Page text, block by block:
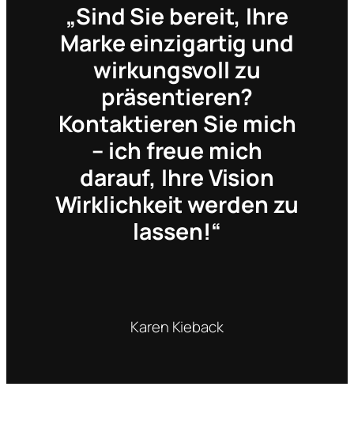
„Sind Sie bereit, Ihre
Marke einzigartig und
wirkungsvoll zu
präsentieren?
Kontaktieren Sie mich
– ich freue mich
darauf, Ihre Vision
Wirklichkeit werden zu
lassen!“
Karen Kieback